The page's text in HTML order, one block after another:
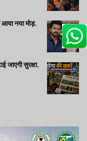
नया मोड़,
सुरक्षा,